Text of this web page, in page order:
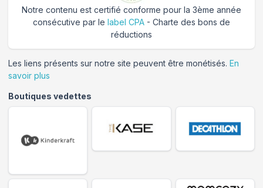
Notre contenu est certifié conforme pour la 3ème année
consécutive par le label CPA - Charte des bons de
réductions
Les liens présents sur notre site peuvent être monétisés. En
savoir plus
Boutiques vedettes